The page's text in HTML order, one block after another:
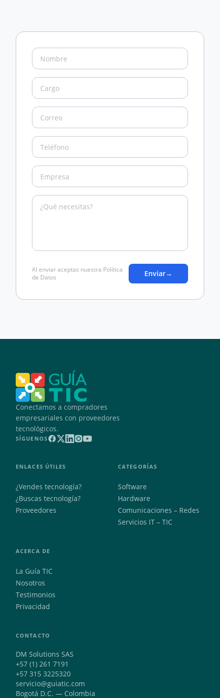
Al enviar aceptas nuestra Política
de Datos
Enviar→
Conectamos a compradores
empresariales con proveedores
tecnológicos.
SÍGUENOS
ENLACES ÚTILES
¿Vendes tecnología?
¿Buscas tecnología?
Proveedores
CATEGORÍAS
Software
Hardware
Comunicaciones – Redes
Servicios IT – TIC
ACERCA DE
La Guía TIC
Nosotros
Testimonios
Privacidad
CONTACTO
DM Solutions SAS
+57 (1) 261 7191
+57 315 3225320
servicio@guiatic.com
Bogotá D.C. — Colombia